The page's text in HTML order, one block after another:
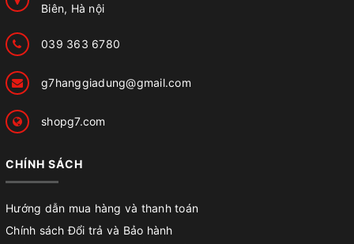
Biên, Hà nội
039 363 6780
g7hanggiadung@gmail.com
shopg7.com
CHÍNH SÁCH
Hướng dẫn mua hàng và thanh toán
Chính sách Đổi trả và Bảo hành